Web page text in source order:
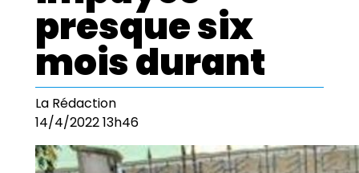
presque six
mois durant
La Rédaction
14/4/2022 13h46